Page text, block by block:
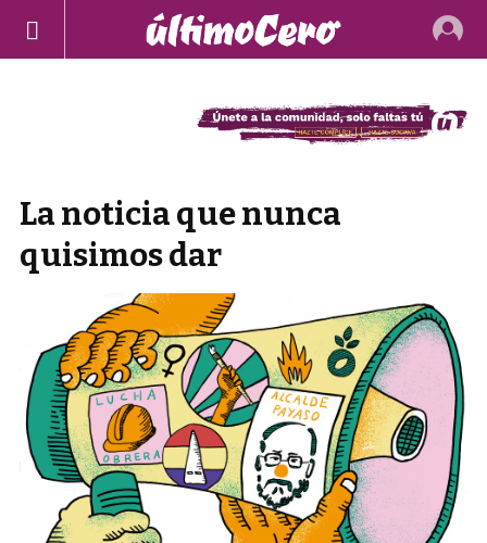
La noticia que nunca
quisimos dar